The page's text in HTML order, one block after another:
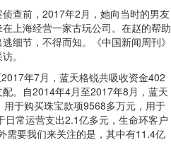
查前，2017年2月，她向当时的男友
上海经营一家古玩公司。在赵的帮助
细节，不得而知。《中国新闻周刊》
。
年7月，蓝天格锐共吸收资金402
。自2014年4月至2017年8月，蓝天
于购买珠宝款项9568多万元，用于
常运营支出2.1亿多元，生命环客户
需要我们来关注的是，其中有11.4亿